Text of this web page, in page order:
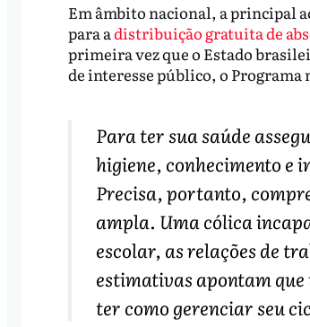
Em âmbito nacional, a principal
para adistribuição gratuita de
primeira vez que o Estado
de interesse público, o Programa
Para ter sua saúde
higiene, conhecimento e
Precisa, portanto,
ampla. Uma cólica
escolar, as relações de
estimativas apontam
ter como gerenciar seu